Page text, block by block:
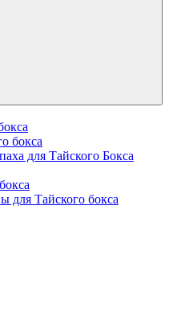
бокса
для Тайского Бокса
для Тайского бокса